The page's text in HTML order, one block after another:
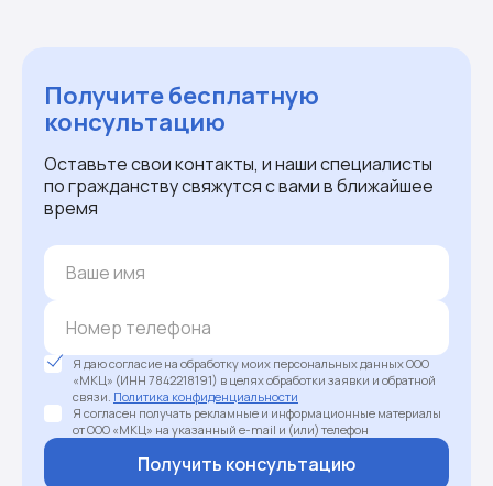
Получите бесплатную
консультацию
Оставьте свои контакты, и наши специалисты
по гражданству свяжутся с вами в ближайшее
время
Я даю согласие на обработку моих персональных данных ООО
«МКЦ» (ИНН 7842218191) в целях обработки заявки и обратной
связи. Политика конфиденциальности
Я согласен получать рекламные и информационные материалы
от ООО «МКЦ» на указанный e-mail и (или) телефон
Получить консультацию